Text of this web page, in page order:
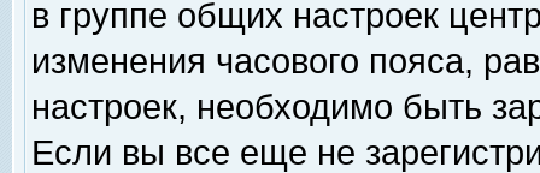
в группе общих настроек
изменения часового пояса,
настроек, необходимо быть
Если вы все еще не